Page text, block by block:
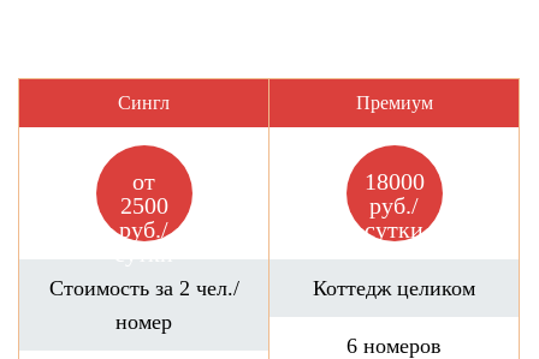
Сингл
от
2500
руб./
сутки
Стоимость за 2 чел./
номер
Премиум
18000
руб./
сутки
Коттедж целиком
6 номеров